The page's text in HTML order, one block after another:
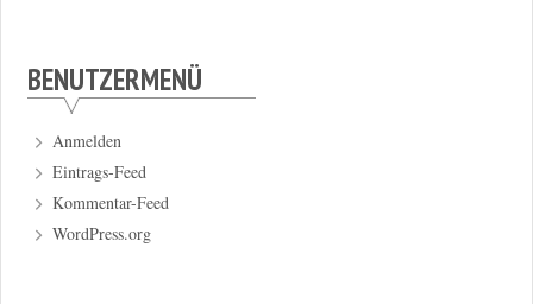
BENUTZERMENÜ
Anmelden
Eintrags-Feed
Kommentar-Feed
WordPress.org